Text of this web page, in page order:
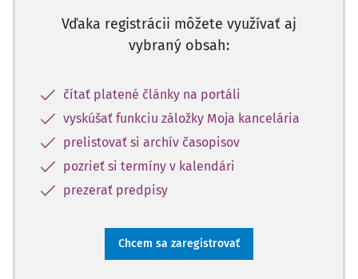
Vďaka registrácii môžete využívať aj
vybraný obsah:
čítať platené články na portáli
vyskúšať funkciu záložky Moja kancelária
prelistovať si archív časopisov
pozrieť si termíny v kalendári
prezerať predpisy
Chcem sa zaregistrovať